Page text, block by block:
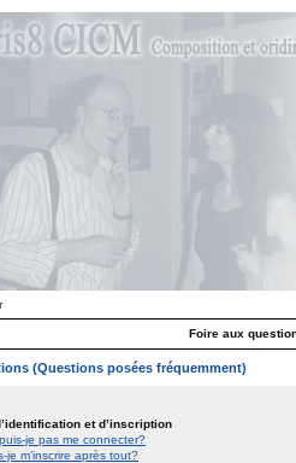
Foire aux
(Questions posées fréquemment)
et d’inscription
je pas me connecter?
je m’inscrire après tout?